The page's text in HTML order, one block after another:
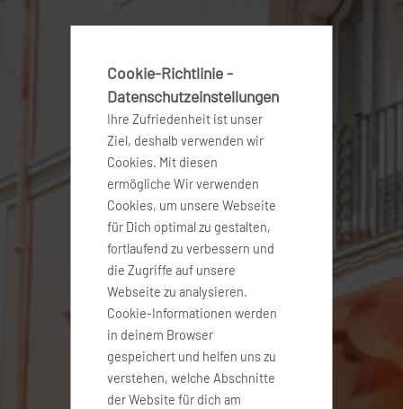
Cookie-Richtlinie -
Datenschutzeinstellungen
Ihre Zufriedenheit ist unser
Ziel, deshalb verwenden wir
Cookies. Mit diesen
ermögliche Wir verwenden
Cookies, um unsere Webseite
für Dich optimal zu gestalten,
fortlaufend zu verbessern und
die Zugriffe auf unsere
Webseite zu analysieren.
Cookie-Informationen werden
in deinem Browser
gespeichert und helfen uns zu
verstehen, welche Abschnitte
der Website für dich am